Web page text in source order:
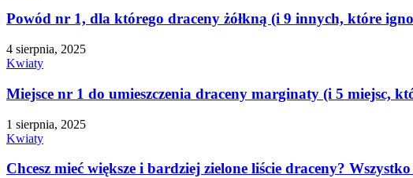
Powód nr 1, dla którego draceny żółkną (i 9 innych, które
4 sierpnia, 2025
Kwiaty
Miejsce nr 1 do umieszczenia draceny marginaty (i 5 miejsc,
1 sierpnia, 2025
Kwiaty
Chcesz mieć większe i bardziej zielone liście draceny?